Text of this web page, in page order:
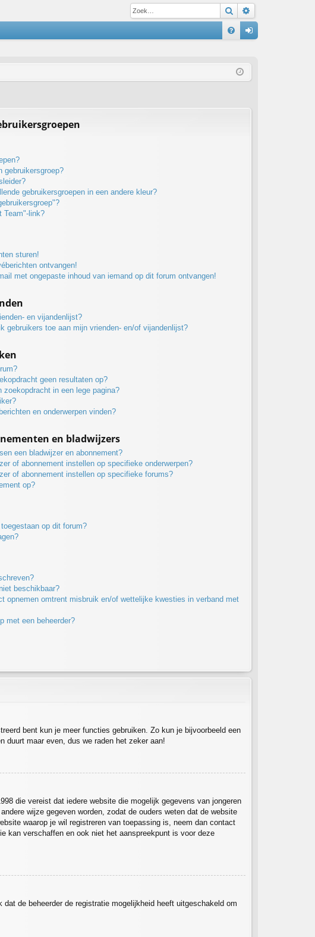
Zoek
m
gebruikersgroep?
gebruikersgroepen in een andere kleur?
Team"-link?
sturen!
ontvangen!
met ongepaste inhoud van iemand op dit forum ontvangen!
en vijandenlijst?
gebruikers toe aan mijn vrienden- en/of vijandenlijst?
geen resultaten op?
zoekopdracht in een lege pagina?
en onderwerpen vinden?
en bladwijzers
een bladwijzer en abonnement?
of abonnement instellen op specifieke onderwerpen?
of abonnement instellen op specifieke forums?
op?
op dit forum?
beschikbaar?
opnemen omtrent misbruik en/of wettelijke kwesties in verband met
met een beheerder?
bent kun je meer functies gebruiken. Zo kun je bijvoorbeeld een
duurt maar even, dus we raden het zeker aan!
die vereist dat iedere website die mogelijk gegevens van jongeren
wijze gegeven worden, zodat de ouders weten dat de website
waarop je wil registreren van toepassing is, neem dan contact
kan verschaffen en ook niet het aanspreekpunt is voor deze
de beheerder de registratie mogelijkheid heeft uitgeschakeld om